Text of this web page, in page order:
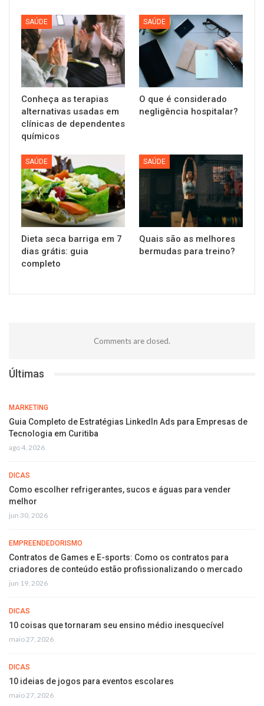
SAÚDE
Conheça as terapias
alternativas usadas em
clínicas de dependentes
químicos
SAÚDE
O que é considerado
negligência hospitalar?
SAÚDE
Dieta seca barriga em 7
dias grátis: guia
completo
SAÚDE
Quais são as melhores
bermudas para treino?
Comments are closed.
Últimas
MARKETING
Guia Completo de Estratégias LinkedIn Ads para Empresas de
Tecnologia em Curitiba
ago 4, 2026
DICAS
Como escolher refrigerantes, sucos e águas para vender
melhor
jun 30, 2026
EMPREENDEDORISMO
Contratos de Games e E-sports: Como os contratos para
criadores de conteúdo estão profissionalizando o mercado
jun 19, 2026
DICAS
10 coisas que tornaram seu ensino médio inesquecível
maio 27, 2026
DICAS
10 ideias de jogos para eventos escolares
maio 27, 2026